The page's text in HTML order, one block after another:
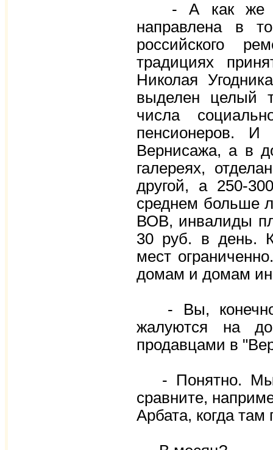
- А как же
направлена в
российского
традициях
Николая
выделен целый
числа
пенсионеров. И
Вернисажа, а в
галереях,
другой, а 250-
среднем больше
ВОВ, инвалиды
30 руб. в день. К
мест
домам и домам
- Вы, конечно,
жалуются на
продавцами в
- Понятно. Мы
сравните,
Арбата, когда